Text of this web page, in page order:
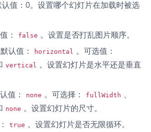
认值：0。设置哪个幻灯片在加载时被选
： false 。设置是否打乱图片顺序。
默认值： horizontal 。可选值：
vertical 。设置幻灯片是水平还是垂直
值： none 。可选择： fullWidth 、
none 。设置幻灯片的尺寸。
true 。设置幻灯片是否无限循环。